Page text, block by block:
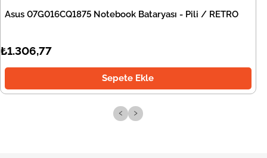
Asus 07G016CQ1875 Notebook Bataryası - Pili / RETRO
₺1.306,77
Sepete Ekle
‹ ›